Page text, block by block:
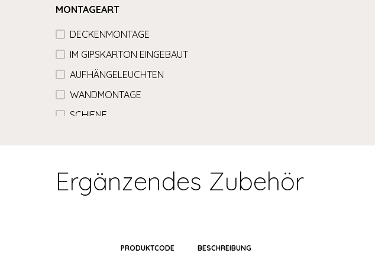
MONTAGEART
DECKENMONTAGE
IM GIPSKARTON EINGEBAUT
AUFHÄNGELEUCHTEN
WANDMONTAGE
SCHIENE
Ergänzendes Zubehör
PRODUKTCODE BESCHREIBUNG